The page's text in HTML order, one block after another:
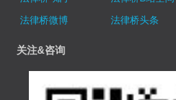
法律桥微博
法律桥头条
关注&咨询